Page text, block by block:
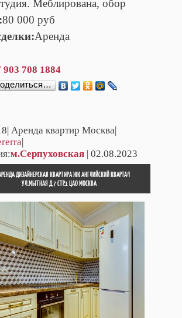
Меблирована, обор
80 000 руб
Аренда
903 708 1884
| Аренда квартир Москва|
|
м.Серпуховская | 02.08.2023
ДИЗАЙНЕРСКАЯ КВАРТИРА ЖК АНГЛИЙСКИЙ КВАРТАЛ
УЛ.МЫТНАЯ Д.7 СТР.1 ЦАО МОСКВА